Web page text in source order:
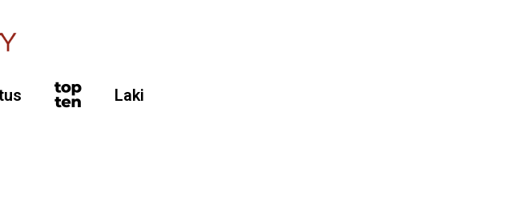
Laki